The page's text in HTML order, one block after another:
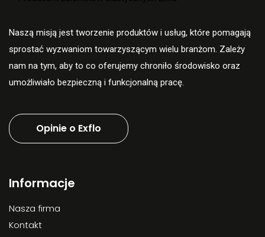
Naszą misją jest tworzenie produktów i usług, które pomagają
sprostać wyzwaniom towarzyszącym wielu branżom. Zależy
nam na tym, aby to co oferujemy chroniło środowisko oraz
umożliwiało bezpieczną i funkcjonalną pracę.
Opinie o Exflo
Informacje
Nasza firma
Kontakt